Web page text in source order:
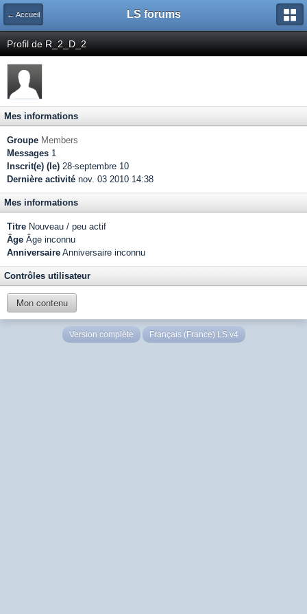
← Accueil LS forums
Profil de R_2_D_2
Mes informations
Groupe Members
Messages 1
Inscrit(e) (le) 28-septembre 10
Dernière activité nov. 03 2010 14:38
Mes informations
Titre Nouveau / peu actif
Âge Âge inconnu
Anniversaire Anniversaire inconnu
Contrôles utilisateur
Mon contenu
Version complète Français (France) LS v4